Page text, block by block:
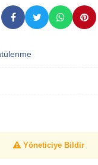
Yöneticiye Bildir